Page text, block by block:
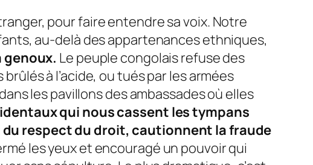
pour faire entendre sa voix. Notre
au-delà des appartenances ethniques,
genoux. Le peuple congolais refuse des
à l’acide, ou tués par les armées
les pavillons des ambassades où elles
qui nous cassent les tympans
du respect du droit, cautionnent la fraude
les yeux et encouragé un pouvoir qui